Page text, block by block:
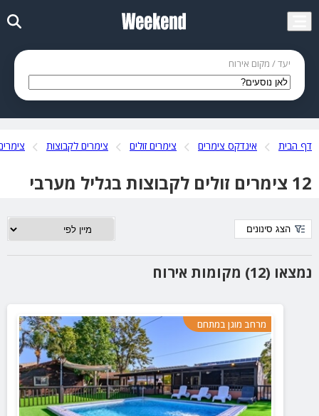
יעד / מקום אירוח
דף הבית אינדקס צימרים צימרים זולים צימרים לקבוצות
12 צימרים זולים לקבוצות בגליל מערבי
נמצאו (12) מקומות אירוח
הצג סינונים
מרחב מוגן במתחם